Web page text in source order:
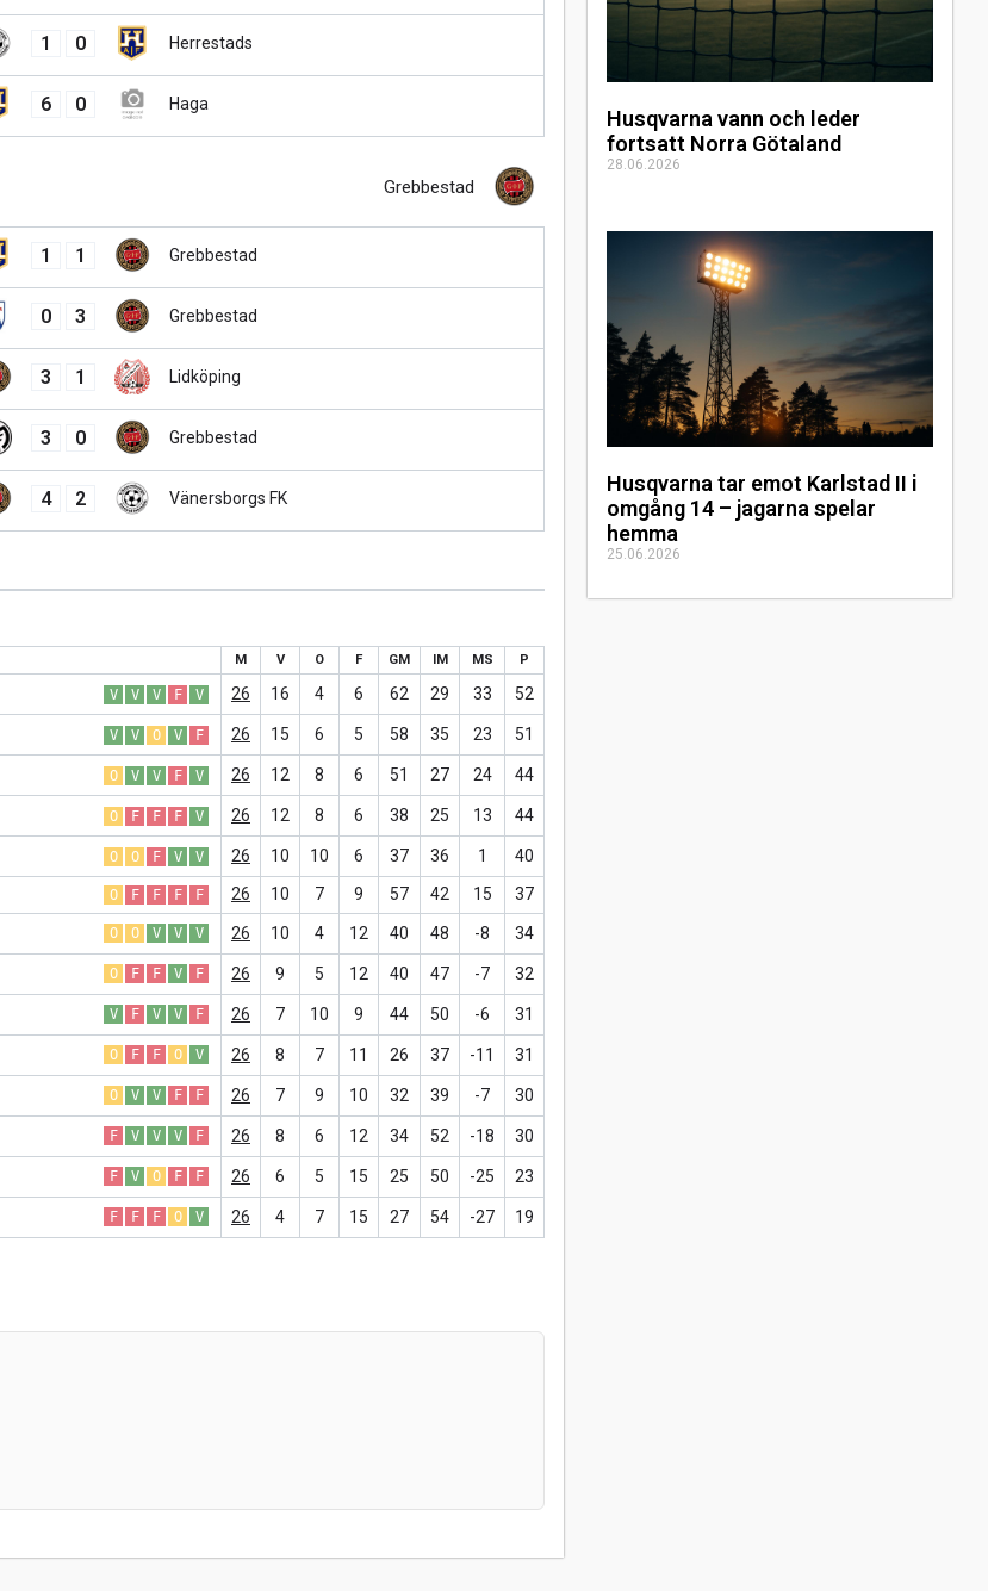
Husqvarna vann och leder
fortsatt Norra Götaland
28.06.2026
Husqvarna tar emot Karlstad II i
omgång 14 – jagarna spelar
hemma
25.06.2026
1 0 Herrestads
6 0 Haga
Grebbestad
1 1 Grebbestad
0 3 Grebbestad
3 1 Lidköping
3 0 Grebbestad
4 2 Vänersborgs FK
M V O F GM IM MS P
V V V F V 26 16 4 6 62 29 33 52
V V O V F 26 15 6 5 58 35 23 51
O V V F V 26 12 8 6 51 27 24 44
O F F F V 26 12 8 6 38 25 13 44
O O F V V 26 10 10 6 37 36 1 40
O F F F F 26 10 7 9 57 42 15 37
O O V V V 26 10 4 12 40 48 -8 34
O F F V F 26 9 5 12 40 47 -7 32
V F V V F 26 7 10 9 44 50 -6 31
O F F O V 26 8 7 11 26 37 -11 31
O V V F F 26 7 9 10 32 39 -7 30
F V V V F 26 8 6 12 34 52 -18 30
F V O F F 26 6 5 15 25 50 -25 23
F F F O V 26 4 7 15 27 54 -27 19